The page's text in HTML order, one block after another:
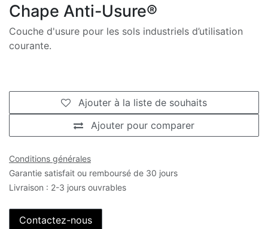
Chape Anti-Usure®
Couche d'usure pour les sols industriels d’utilisation
courante.
Ajouter pour comparer
Ajouter à la liste de souhaits
Conditions générales
Garantie satisfait ou remboursé de 30 jours
Livraison : 2-3 jours ouvrables
Contactez-nous